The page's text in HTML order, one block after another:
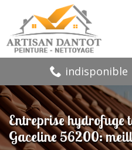
indisponible
Entreprise hydrofuge
Gaceline 56200: